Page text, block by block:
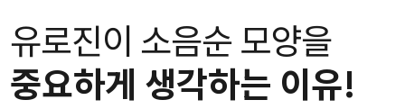
유로진이 소음순 모양을
중요하게 생각하는 이유!